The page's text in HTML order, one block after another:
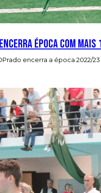
época com mais
encerra a época 2022/